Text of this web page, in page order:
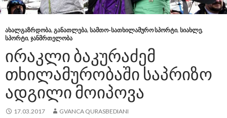
ᲐᲮᲐᲚᲒᲐᲖᲠᲓᲝᲑᲐ, ᲒᲐᲜᲐᲗᲚᲔᲑᲐ, ᲡᲐᲛᲗᲝ-ᲡᲐᲗᲮᲘᲚᲐᲛᲣᲠᲝ ᲡᲞᲝᲠᲢᲘ, ᲡᲘᲐᲮᲚᲔ,
ᲡᲞᲝᲠᲢᲘ, ᲯᲐᲜᲛᲠᲗᲔᲚᲝᲑᲐ
ᲘᲠᲐᲙᲚᲘ ᲑᲐᲙᲣᲠᲐᲫᲔᲛ
ᲗᲮᲘᲚᲐᲛᲣᲠᲝᲑᲐᲨᲘ ᲡᲐᲞᲠᲘᲖᲝ
ᲐᲓᲒᲘᲚᲘ ᲛᲝᲘᲞᲝᲕᲐ
17.03.2017 GVANCA QURASBEDIANI